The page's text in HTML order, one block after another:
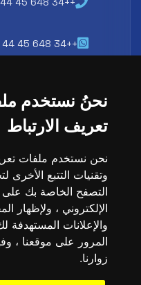
نحنُ نستخدم
تعريف الارتباط
نحن نستخدم ملفات
وتقنيات التتبع الأخرى
التصفح الخاصة بك على
الإلكتروني ، ولإظهار
والإعلانات المستهدفة
المرور على موقعنا ،
زوارنا.
++34 648 45 44 01
y alianzas
y reconocimiento para
alumno y reforzar su
entidades deportivas.